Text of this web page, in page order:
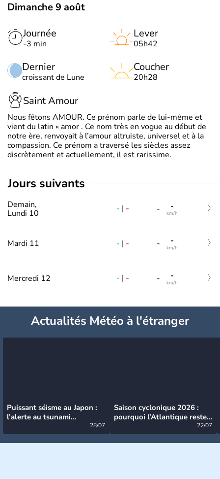
Dimanche 9 août
Journée
-3 min
Dernier
croissant de Lune
Lever
05h42
Coucher
20h28
Saint Amour
Nous fêtons AMOUR. Ce prénom parle de lui-même et
vient du latin « amor . Ce nom très en vogue au début de
notre ère, renvoyait à l’amour altruiste, universel et à la
compassion. Ce prénom a traversé les siècles assez
discrètement et actuellement, il est rarissime.
jours suivants
Demain,
Lundi 10
- | - - -
km/h
Mardi 11 - | - - -
km/h
Mercredi 12 - | - - -
km/h
Actualités Météo à l'étranger
Puissant séisme au Japon :
l’alerte au tsunami
28/07
Saison cyclonique 2026 :
pourquoi l’Atlantique reste
22/07